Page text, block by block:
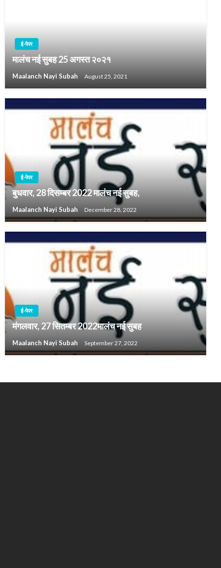
ई-पेपर
मालंच नई सुबह 25 अगस्त २०२१
Maalanch Nayi Subah August 25, 2021
ई-पेपर
बुधवार, 28 दिसम्बर 2022 मालंच नई सुबह,
Maalanch Nayi Subah December 28, 2022
ई-पेपर
मंगलवार, 27 सितम्बर 2022मालंच नई सुबह
Maalanch Nayi Subah September 27, 2022